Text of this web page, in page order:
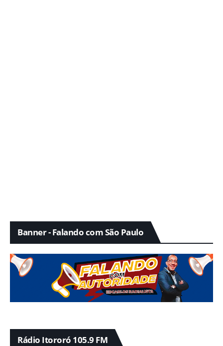
Banner - Falando com São Paulo
Rádio Itororó 105.9 FM